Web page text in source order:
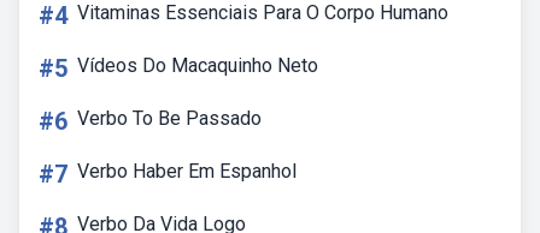
#4 Vitaminas Essenciais Para O Corpo Humano
#5 Vídeos Do Macaquinho Neto
#6 Verbo To Be Passado
#7 Verbo Haber Em Espanhol
#8 Verbo Da Vida Logo